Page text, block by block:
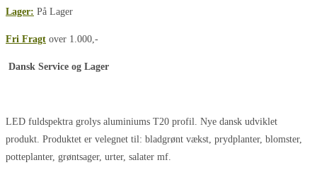
Lager: På Lager
Fri Fragt over 1.000,-
Dansk Service og Lager
LED fuldspektra grolys aluminiums T20 profil. Nye dansk udviklet
produkt. Produktet er velegnet til: bladgrønt vækst, prydplanter, blomster,
potteplanter, grøntsager, urter, salater mf.